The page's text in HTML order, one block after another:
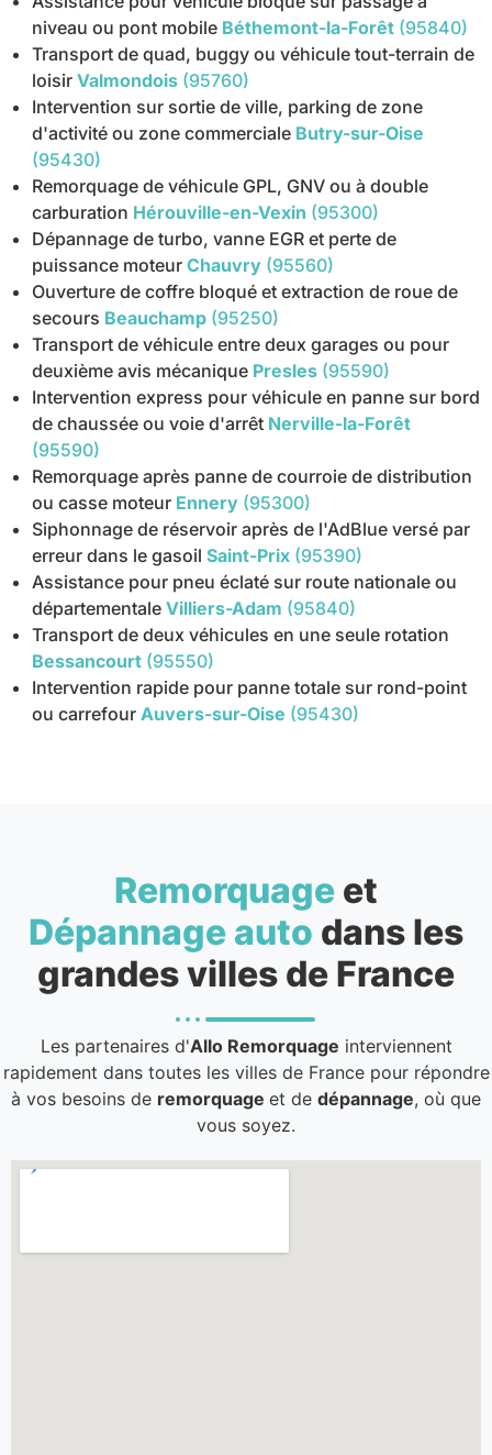
niveau ou pont mobile Béthemont-la-Forêt (95840)
Transport de quad, buggy ou véhicule tout-terrain de
loisir Valmondois (95760)
Intervention sur sortie de ville, parking de zone
d'activité ou zone commerciale Butry-sur-Oise
(95430)
Remorquage de véhicule GPL, GNV ou à double
carburation Hérouville-en-Vexin (95300)
Dépannage de turbo, vanne EGR et perte de
puissance moteur Chauvry (95560)
Ouverture de coffre bloqué et extraction de roue de
secours Beauchamp (95250)
Transport de véhicule entre deux garages ou pour
deuxième avis mécanique Presles (95590)
Intervention express pour véhicule en panne sur bord
de chaussée ou voie d'arrêt Nerville-la-Forêt
(95590)
Remorquage après panne de courroie de distribution
ou casse moteur Ennery (95300)
Siphonnage de réservoir après de l'AdBlue versé par
erreur dans le gasoil Saint-Prix (95390)
Assistance pour pneu éclaté sur route nationale ou
départementale Villiers-Adam (95840)
Transport de deux véhicules en une seule rotation
Bessancourt (95550)
Intervention rapide pour panne totale sur rond-point
ou carrefour Auvers-sur-Oise (95430)
Remorquage et
Dépannage auto dans les
grandes villes de France
Les partenaires d'Allo Remorquage interviennent
rapidement dans toutes les villes de France pour répondre
à vos besoins de remorquage et de dépannage, où que
vous soyez.